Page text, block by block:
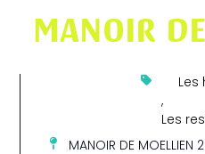
MANOIR
Les
,
Les
MANOIR DE MOELLIEN